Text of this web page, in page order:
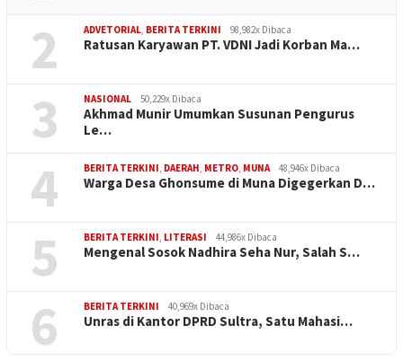
2 ADVETORIAL, BERITA TERKINI 98,982x Dibaca
Ratusan Karyawan PT. VDNI Jadi Korban Ma…
3 NASIONAL 50,229x Dibaca
Akhmad Munir Umumkan Susunan Pengurus
Le…
4 BERITA TERKINI, DAERAH, METRO, MUNA 48,946x Dibaca
Warga Desa Ghonsume di Muna Digegerkan D…
5 BERITA TERKINI, LITERASI 44,986x Dibaca
Mengenal Sosok Nadhira Seha Nur, Salah S…
6 BERITA TERKINI 40,969x Dibaca
Unras di Kantor DPRD Sultra, Satu Mahasi…